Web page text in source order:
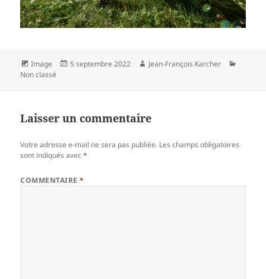
Format
Image
Publié
5 septembre 2022 Auteur
Jean-François Karcher
Non classé
Laisser un commentaire
Votre adresse e-mail ne sera pas publiée. Les champs obligatoires
sont indiqués avec*
COMMENTAIRE*